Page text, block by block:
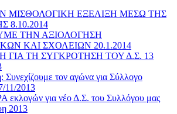
ΜΙΣΘΟΛΟΓΙΚΗ ΕΞΕΛΙΞΗ ΜΕΣΩ ΤΗΣ
8.10.2014
ΤΗΝ ΑΞΙΟΛΟΓΗΣΗ
ΚΑΙ ΣΧΟΛΕΙΩΝ 20.1.2014
ΓΙΑ ΤΗ ΣΥΓΚΡΟΤΗΣΗ ΤΟΥ Δ.Σ. 13
Συνεχίζουμε τον αγώνα για Σύλλογο
11/2013
εκλογών για νέο Δ.Σ. του Συλλόγου μας
2013